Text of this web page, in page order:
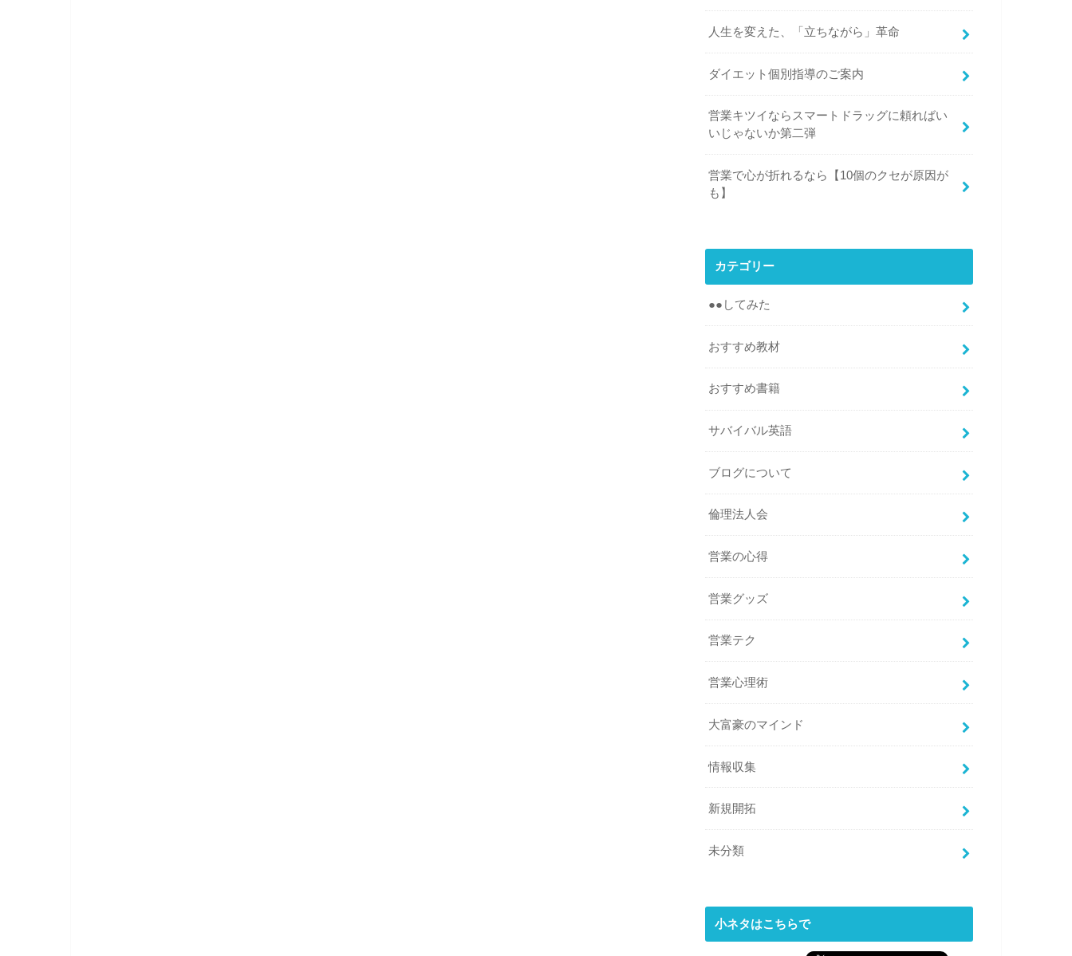
人生を変えた、「立ちながら」革命
ダイエット個別指導のご案内
営業キツイならスマートドラッグに頼ればい
いじゃないか第二弾
営業で心が折れるなら【10個のクセが原因が
も】
カテゴリー
●●してみた
おすすめ教材
おすすめ書籍
サバイバル英語
ブログについて
倫理法人会
営業の心得
営業グッズ
営業テク
営業心理術
大富豪のマインド
情報収集
新規開拓
未分類
小ネタはこちらで